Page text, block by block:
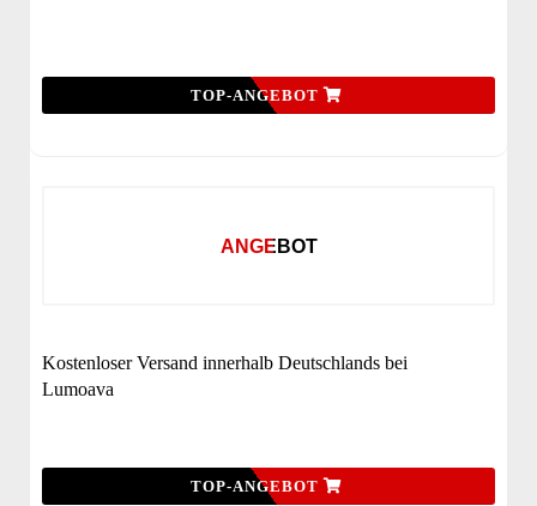
TOP-ANGEBOT
ANGEBOT
Kostenloser Versand innerhalb Deutschlands bei
Lumoava
TOP-ANGEBOT